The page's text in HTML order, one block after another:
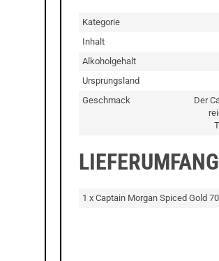
Kategorie
Inhalt
Alkoholgehalt
Ursprungsland
Geschmack
Der
LIEFERUMFANG
1 x Captain Morgan Spiced Gold